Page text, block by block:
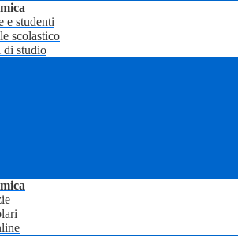
e studenti
scolastico
di studio